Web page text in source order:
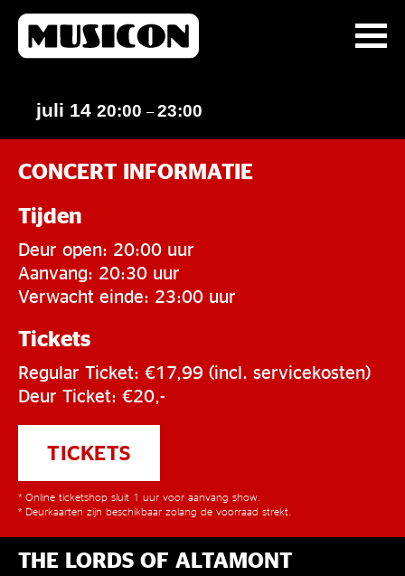
juli 14 20:00 –23:00
CONCERT INFORMATIE
Tijden
Deur open: 20:00 uur
Aanvang: 20:30 uur
Verwacht einde: 23:00 uur
Tickets
Regular Ticket: €17,99 (incl. servicekosten)
Deur Ticket: €20,-
TICKETS
* Online ticketshop sluit 1 uur voor aanvang show.
* Deurkaarten zijn beschikbaar zolang de voorraad strekt.
THE LORDS OF ALTAMONT